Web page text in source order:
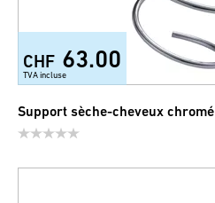
CHF 63.00
TVA incluse
Support sèche-cheveux chromé